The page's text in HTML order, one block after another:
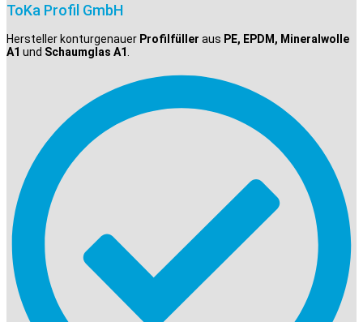
ToKa Profil GmbH
Hersteller konturgenauer Profilfüller aus PE, EPDM, Mineralwolle
A1 und Schaumglas A1